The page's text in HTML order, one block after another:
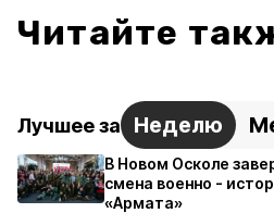
Читайте
Лучшее за Неделю
В Новом Осколе
смена военно -
«Армата»